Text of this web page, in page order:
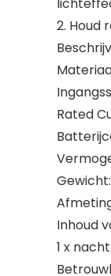
2. Houd
Rated
Inhoud
1 x